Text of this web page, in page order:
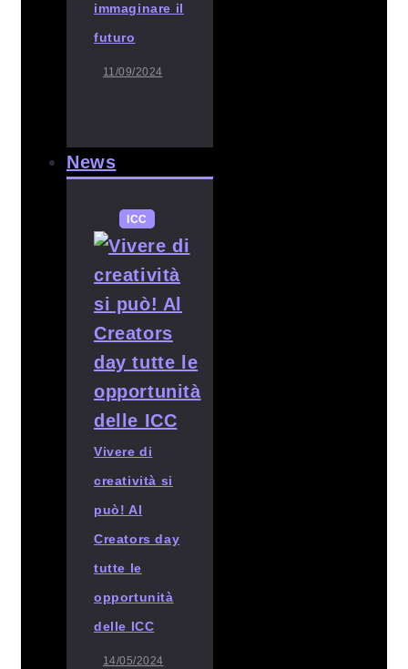
immaginare il
futuro
11/09/2024
News
ICC
Vivere di
creatività si
può! Al
Creators day
tutte le
opportunità
delle ICC
14/05/2024